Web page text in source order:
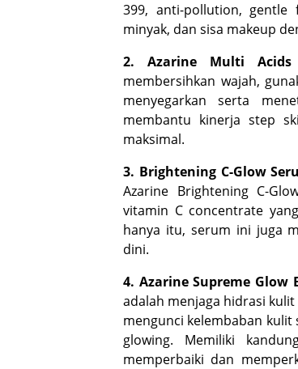
399, anti-pollution, gentle
minyak, dan sisa makeup
2. Azarine Multi Acids
membersihkan wajah,
menyegarkan serta
membantu kinerja step
maksimal.
3. Brightening C-Glow
Azarine Brightening C-
vitamin C concentrate
hanya itu, serum ini juga
dini.
4. Azarine Supreme
adalah menjaga hidrasi
mengunci kelembaban
glowing. Memiliki
memperbaiki dan